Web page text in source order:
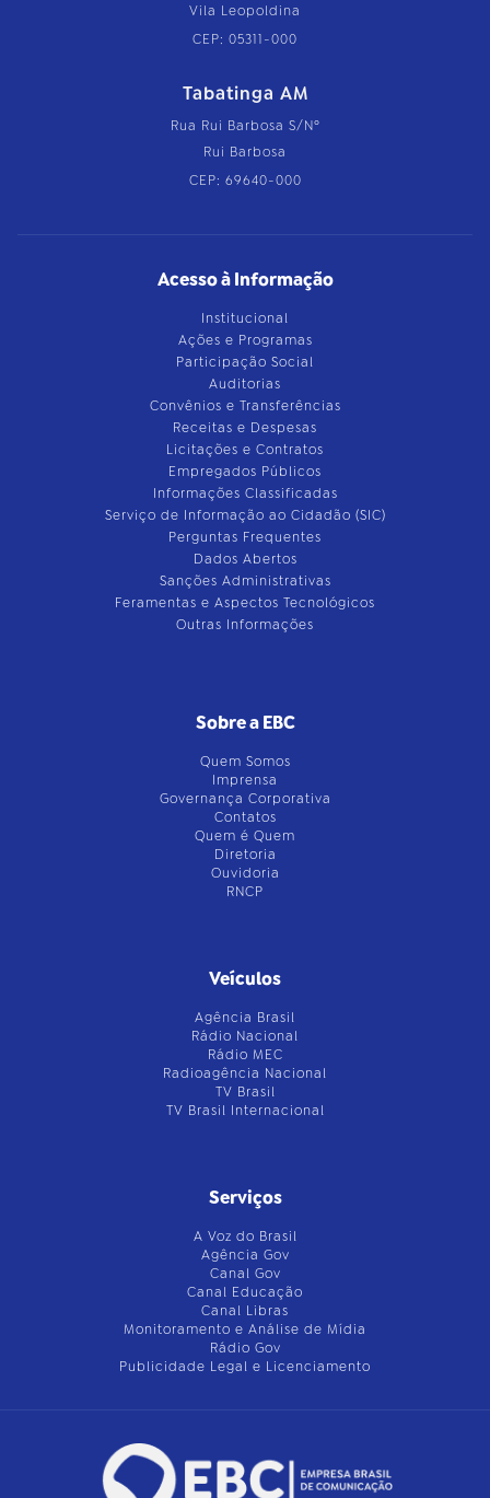
Vila Leopoldina
CEP: 05311-000
Tabatinga AM
Rua Rui Barbosa S/Nº
Rui Barbosa
CEP: 69640-000
Acesso à Informação
Institucional
Ações e Programas
Participação Social
Auditorias
Convênios e Transferências
Receitas e Despesas
Licitações e Contratos
Empregados Públicos
Informações Classificadas
Serviço de Informação ao Cidadão (SIC)
Perguntas Frequentes
Dados Abertos
Sanções Administrativas
Feramentas e Aspectos Tecnológicos
Outras Informações
Sobre a EBC
Quem Somos
Imprensa
Governança Corporativa
Contatos
Quem é Quem
Diretoria
Ouvidoria
RNCP
Veículos
Agência Brasil
Rádio Nacional
Rádio MEC
Radioagência Nacional
TV Brasil
TV Brasil Internacional
Serviços
A Voz do Brasil
Agência Gov
Canal Gov
Canal Educação
Canal Libras
Monitoramento e Análise de Mídia
Rádio Gov
Publicidade Legal e Licenciamento